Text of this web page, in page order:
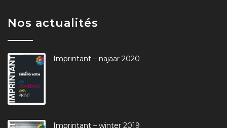
Nos actualités
Imprintant – najaar 2020
Imprintant – winter 2019